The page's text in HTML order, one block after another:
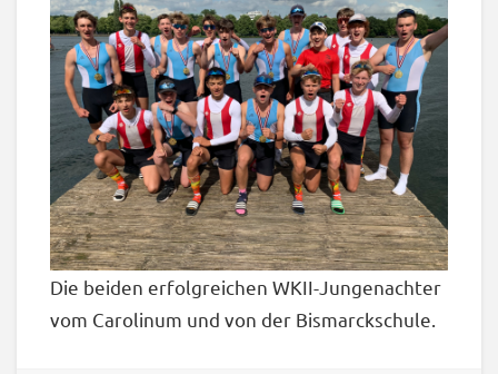
Die beiden erfolgreichen WKII-Jungenachter
vom Carolinum und von der Bismarckschule.